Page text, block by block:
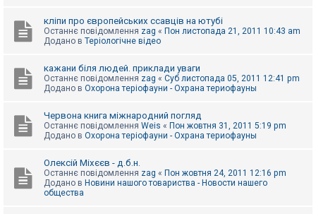
кліпи про європейських ссавців на ютубі
Останнє повідомлення zag « Пон листопада 21, 2011 10:43 am
Додано в Теріологічне відео
кажани біля людей. приклади уваги
Останнє повідомлення zag « Суб листопада 05, 2011 12:41 pm
Додано в Охорона теріофауни - Охрана териофауны
Червона книга міжнародний погляд
Останнє повідомлення Weis « Пон жовтня 31, 2011 5:19 pm
Додано в Охорона теріофауни - Охрана териофауны
Олексій Міхєєв - д.б.н.
Останнє повідомлення zag « Пон жовтня 24, 2011 12:16 pm
Додано в Новини нашого товариства - Новости нашего
общества